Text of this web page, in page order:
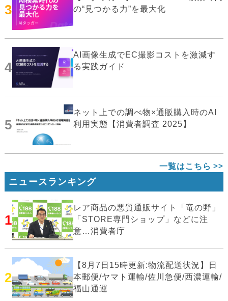
3
の“見つかる力”を最大化
4
AI画像生成でEC撮影コストを激減す
る実践ガイド
5
ネット上での調べ物×通販購入時のAI
利用実態【消費者調査 2025】
一覧はこちら
ニュースランキング
1
レア商品の悪質通販サイト「竜の野」
「STORE専門ショップ」などに注
意…消費者庁
2
【8月7日15時更新:物流配送状況】日
本郵便/ヤマト運輸/佐川急便/西濃運輸/
福山通運